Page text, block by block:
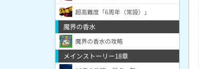
超高難度「6周年（常設）」
魔界の香水
魔界の香水の攻略
メインストーリー18章